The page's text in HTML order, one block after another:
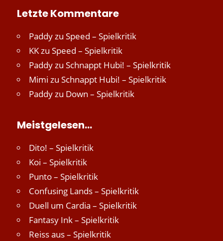
Letzte Kommentare
Paddyzu Speed – Spielkritik
KKzu Speed – Spielkritik
Paddyzu Schnappt Hubi! – Spielkritik
Mimi zu Schnappt Hubi! – Spielkritik
Paddyzu Down – Spielkritik
Meistgelesen…
Dito! – Spielkritik
Koi – Spielkritik
Punto – Spielkritik
Confusing Lands – Spielkritik
Duell um Cardia – Spielkritik
Fantasy Ink – Spielkritik
Reiss aus – Spielkritik